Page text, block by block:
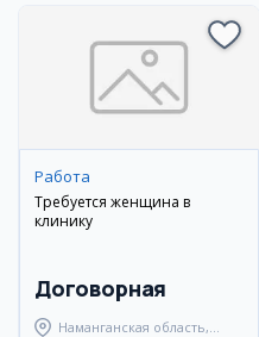
Работа
Требуется женщина в
клинику
Договорная
Наманганская область,